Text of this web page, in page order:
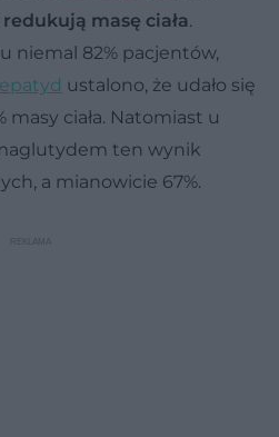
masę ciała.
niemal 82% pacjentów,
ustalono, że udało się
ciała. Natomiast u
ten wynik
a mianowicie 67%.